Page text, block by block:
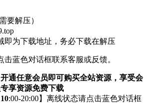
要解压）
即为下载地址，务必下载在解压
击蓝色对话框联系客服或反馈。
开通任意会员即可购买全站资源，享受会
享资源免费下载
:00-20:00】离线状态请点击蓝色对话框